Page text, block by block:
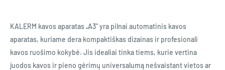
KALERM kavos aparatas „A3” yra pilnai automatinis kavos
aparatas, kuriame dera kompaktiškas dizainas ir profesionali
kavos ruošimo kokybė. Jis idealiai tinka tiems, kurie vertina
juodos kavos ir pieno gėrimų universalumą nešvaistant vietos ar